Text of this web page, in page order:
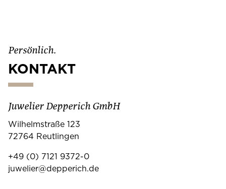
Persönlich.
KONTAKT
Juwelier Depperich GmbH
Wilhelmstraße 123
72764 Reutlingen
+49 (0) 7121 9372-0
juwelier@depperich.de